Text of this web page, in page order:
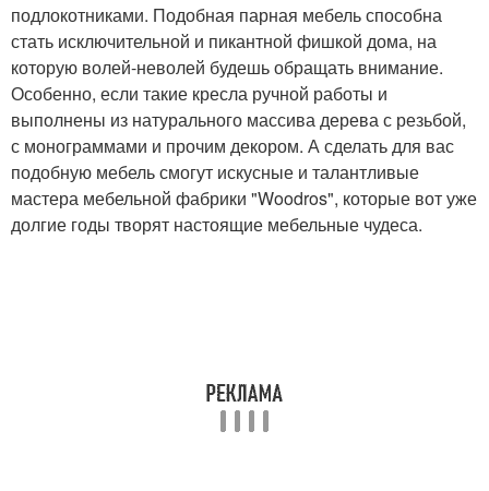
подлокотниками. Подобная парная мебель способна
стать исключительной и пикантной фишкой дома, на
которую волей-неволей будешь обращать внимание.
Особенно, если такие кресла ручной работы и
выполнены из натурального массива дерева с резьбой,
с монограммами и прочим декором. А сделать для вас
подобную мебель смогут искусные и талантливые
мастера мебельной фабрики "Woodros", которые вот уже
долгие годы творят настоящие мебельные чудеса.